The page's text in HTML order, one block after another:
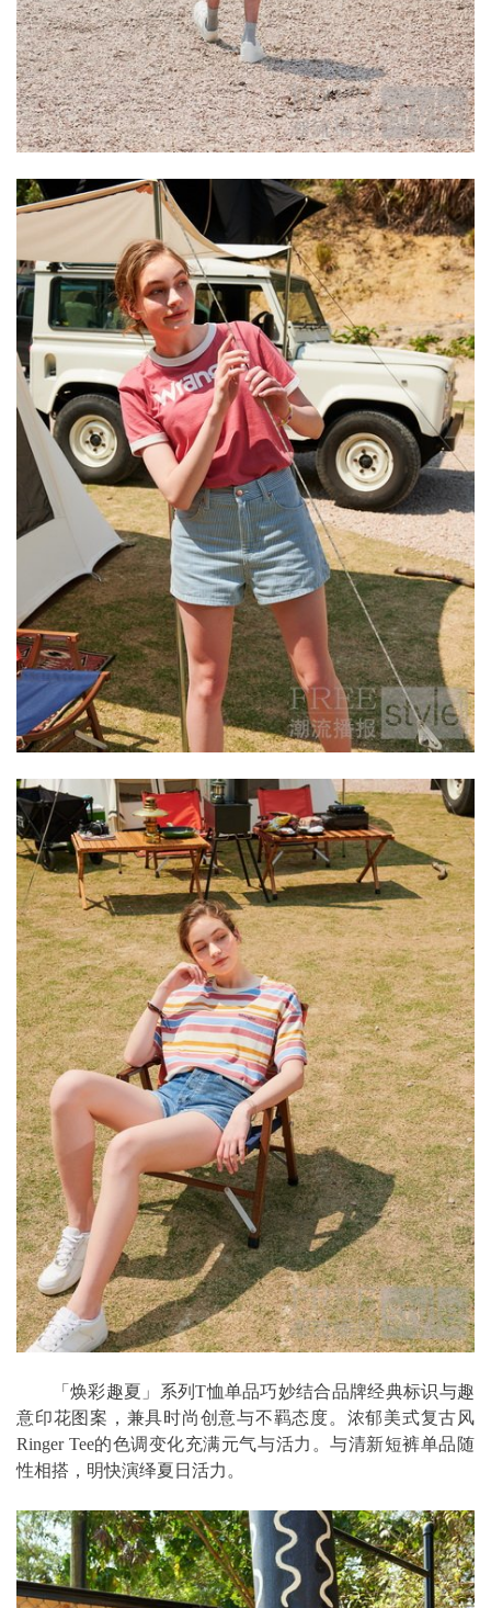
「焕彩趣夏」系列T恤单品巧妙结合品牌经典标识与趣
意印花图案，兼具时尚创意与不羁态度。浓郁美式复古风
Ringer Tee的色调变化充满元气与活力。与清新短裤单品随
性相搭，明快演绎夏日活力。